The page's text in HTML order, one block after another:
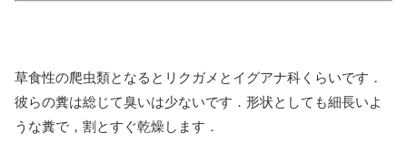
草食性の爬虫類となるとリクガメとイグアナ科くらいです．
彼らの糞は総じて臭いは少ないです．形状としても細長いよ
うな糞で，割とすぐ乾燥します．